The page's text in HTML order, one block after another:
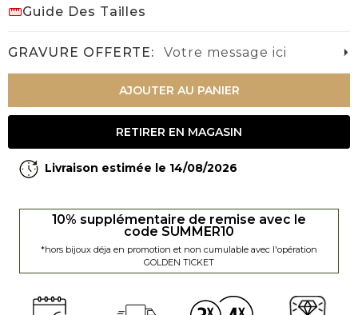
Guide Des Tailles
GRAVURE OFFERTE: Votre message ici
AJOUTER AU PANIER
RETIRER EN MAGASIN
Livraison estimée le 14/08/2026
10% supplémentaire de remise avec le
code SUMMER10
*hors bijoux déja en promotion et non cumulable avec l'opération
GOLDEN TICKET